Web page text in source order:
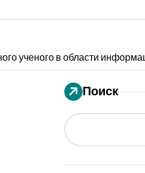
кофе в
нормализации
при фоновых возмущениях
организации с
ученого в области
Поиск